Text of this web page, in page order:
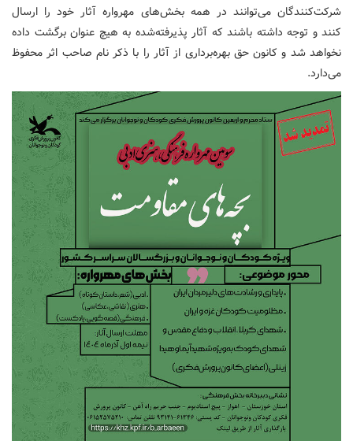
شرکت‌کنندگان می‌توانند در همه بخش‌های مهرواره آثار خود را ارسال
کنند و توجه داشته باشند که آثار پذیرفته‌شده به هیچ عنوان برگشت داده
نخواهد شد و کانون حق بهره‌برداری از آثار را با ذکر نام صاحب اثر محفوظ
می‌دارد.